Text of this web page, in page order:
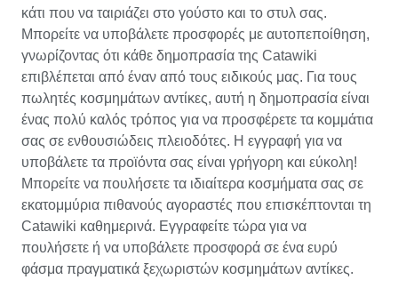
κάτι που να ταιριάζει στο γούστο και το στυλ σας.
Μπορείτε να υποβάλετε προσφορές με αυτοπεποίθηση,
γνωρίζοντας ότι κάθε δημοπρασία της Catawiki
επιβλέπεται από έναν από τους ειδικούς μας. Για τους
πωλητές κοσμημάτων αντίκες, αυτή η δημοπρασία είναι
ένας πολύ καλός τρόπος για να προσφέρετε τα κομμάτια
σας σε ενθουσιώδεις πλειοδότες. Η εγγραφή για να
υποβάλετε τα προϊόντα σας είναι γρήγορη και εύκολη!
Μπορείτε να πουλήσετε τα ιδιαίτερα κοσμήματα σας σε
εκατομμύρια πιθανούς αγοραστές που επισκέπτονται τη
Catawiki καθημερινά. Εγγραφείτε τώρα για να
πουλήσετε ή να υποβάλετε προσφορά σε ένα ευρύ
φάσμα πραγματικά ξεχωριστών κοσμημάτων αντίκες.